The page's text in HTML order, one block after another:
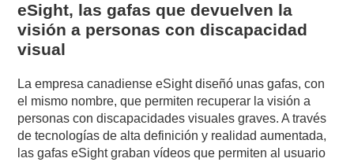
eSight, las gafas que devuelven la
visión a personas con discapacidad
visual
La empresa canadiense eSight diseñó unas gafas, con
el mismo nombre, que permiten recuperar la visión a
personas con discapacidades visuales graves. A través
de tecnologías de alta definición y realidad aumentada,
las gafas eSight graban vídeos que permiten al usuario